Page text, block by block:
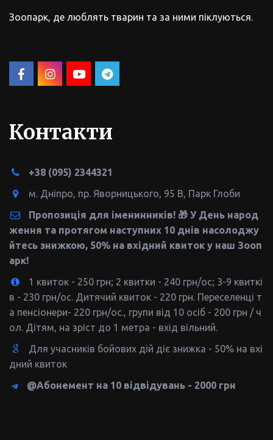
Зоопарк, де люблять тварин та за ними піклуються.
Контакти
+38 (095) 2344321
м. Дніпро, пр. Яворницького, 95 В, Парк Глоби
Пропозиція для іменинників! 🎁 У День народ
ження та протягом наступних 10 днів насолоджу
йтесь знижкою, 50% на вхідний квиток у наш Зооп
арк!
1 квиток - 250 грн; 2 квитки - 240 грн/ос; 3-9 квиткі
в - 230 грн/ос. Дитячий квиток - 220 грн. Переселенці т
а пенсіонери- 220 грн/ос., групи від 10 осіб - 200 грн / ч
ол. Дітям, на зріст до 1 метра - вхід вільний.
Для учасників бойових дій діє знижка - 50% на вхі
дний квиток
@Абонемент на 10 відвідувань - 2000 грн